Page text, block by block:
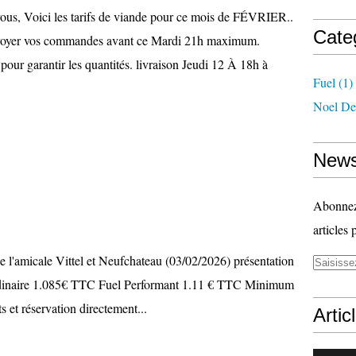
Voici les tarifs de viande pour ce mois de FÉVRIER..
vos commandes avant ce Mardi 21h maximum.
garantir les quantités. livraison Jeudi 12 À 18h à
l'amicale Vittel et Neufchateau (03/02/2026) présentation
1.085€ TTC Fuel Performant 1.11 € TTC Minimum
et réservation directement...
Fuel (1)
Noel
articles